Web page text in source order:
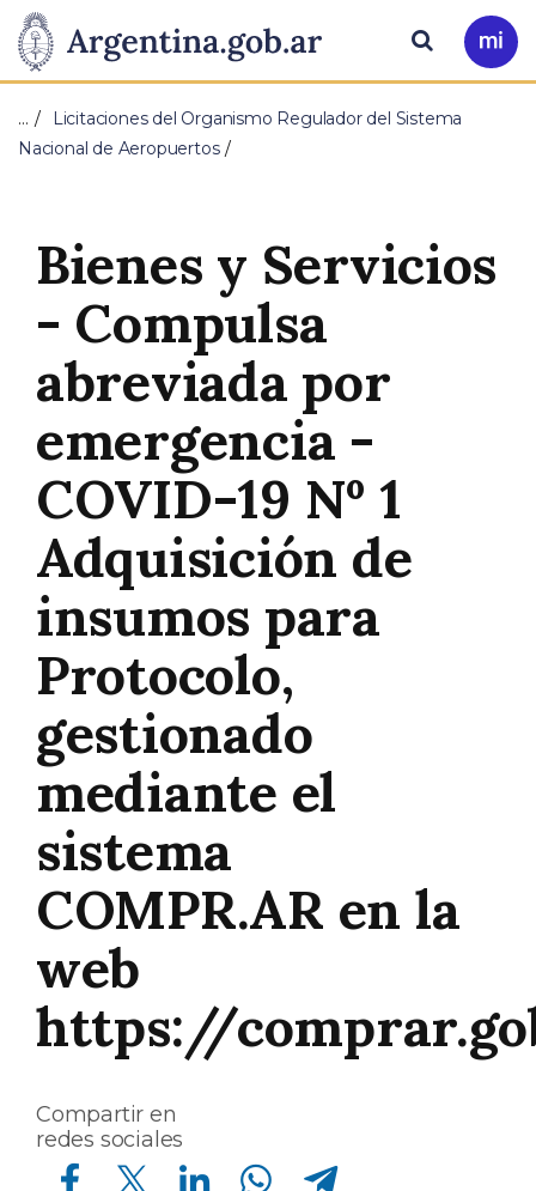
Presidencia
de
la
Pasar al contenido principal
Ir
a
Buscar
…
Licitaciones del Organismo Regulador del Sistema
Nacional de Aeropuertos
Bienes y Servicios
- Compulsa
abreviada por
emergencia -
COVID-19 Nº 1
Adquisición de
insumos para
Protocolo,
gestionado
mediante el
sistema
COMPR.AR en la
web
https://
Compartir en
redes sociales
Compartir en Facebook Compartir en Twitter Compartir en Linkedin Compartir en Whatsapp Compartir en Telegram